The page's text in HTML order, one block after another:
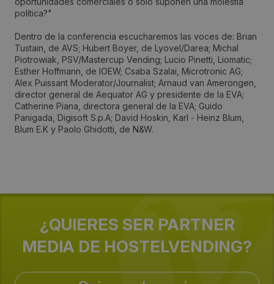
política?"
Dentro de la conferencia escucharemos las voces de: Brian
Tustain, de AVS; Hubert Boyer, de Lyovel/Darea; Michal
Piotrowiak, PSV/Mastercup Vending; Lucio Pinetti, Liomatic;
Esther Hoffmann, de IOEW; Csaba Szalai, Microtronic AG;
Alex Puissant Moderator/Journalist; Arnaud van Amerongen,
director general de Aequator AG y presidente de la EVA;
Catherine Piana, directora general de la EVA; Guido
Panigada, Digisoft S.p.A; David Hoskin, Karl - Heinz Blum,
Blum E.K y Paolo Ghidotti, de N&W.
Email:
Web del evento:
http://www.vending-europe.eu
Fechas:
Sin especificar
Periodicidad:
Bianual
¿QUIERES SER PARTNER
MEDIA DE HOSTELVENDING?